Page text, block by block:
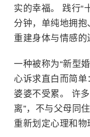
实的幸福。 践行“
分钟，单纯地拥
重建身体与情感的
一种被称为“新型
心诉求直白而简单
婆婆不受累。 许
离”，不与父母同
重新划定心理和物